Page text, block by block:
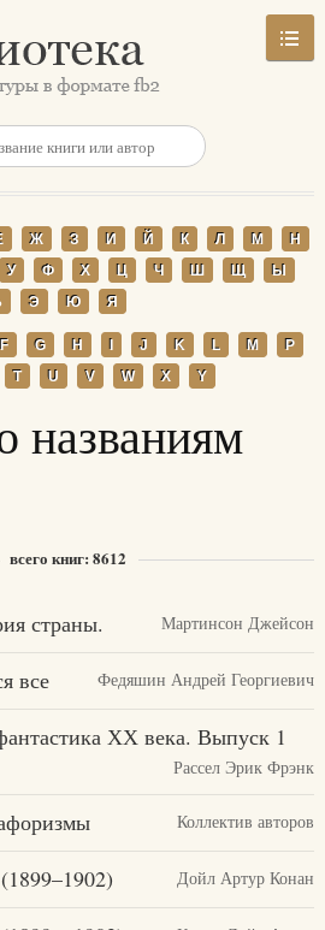
Ж З И Й К Л М
Н
У Ф Х Ц Ч Ш Щ
Ы
Э Ю Я
F G H I J K L M
P
T U V W X Y
названиям
всего книг: 8612
страны. Мартинсон Джейсон
все Федяшин Андрей Георгиевич
ХХ века. Выпуск 1
Рассел Эрик Фрэнк
Коллектив авторов
Дойл Артур Конан